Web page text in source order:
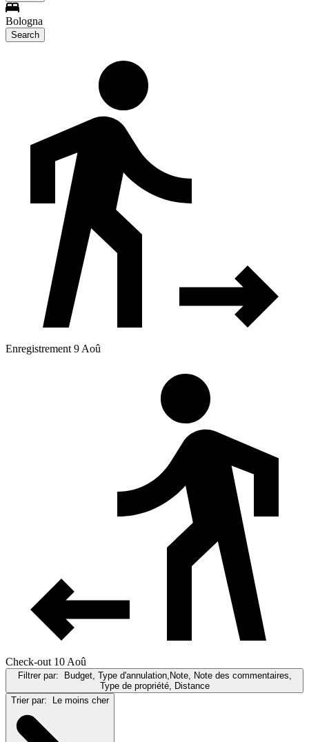
Bologna
Search
Enregistrement 9 Aoû
Check-out 10 Aoû
Filtrer par:
Budget, Type d'annulation,Note, Note des commentaires,
Type de propriété, Distance
Trier par:
Le moins cher